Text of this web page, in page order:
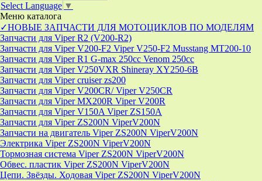
Select Language ▼
Меню каталога
✓НОВЫЕ ЗАПЧАСТИ ДЛЯ МОТОЦИКЛОВ ПО МОДЕЛЯМ
Запчасти для Viper R2 (V200-R2)
Запчасти для Viper V200-F2 Viper V250-F2 Musstang MT200-10
Запчасти для Viper R1 G-max 250cc Venom 250cc
Запчасти для Viper V250VXR Shineray XY250-6B
Запчасти для Viper cruiser zs200
Запчасти для Viper V200CR/ Viper V250CR
Запчасти для Viper MX200R Viper V200R
Запчасти для Viper V150A Viper ZS150A
Запчасти для Viper ZS200N ViperV200N
Запчасти на двигатель Viper ZS200N ViperV200N
Электрика Viper ZS200N ViperV200N
Тормозная система Viper ZS200N ViperV200N
Обвес. пластик Viper ZS200N ViperV200N
Цепи. Звёзды. Ходовая Viper ZS200N ViperV200N